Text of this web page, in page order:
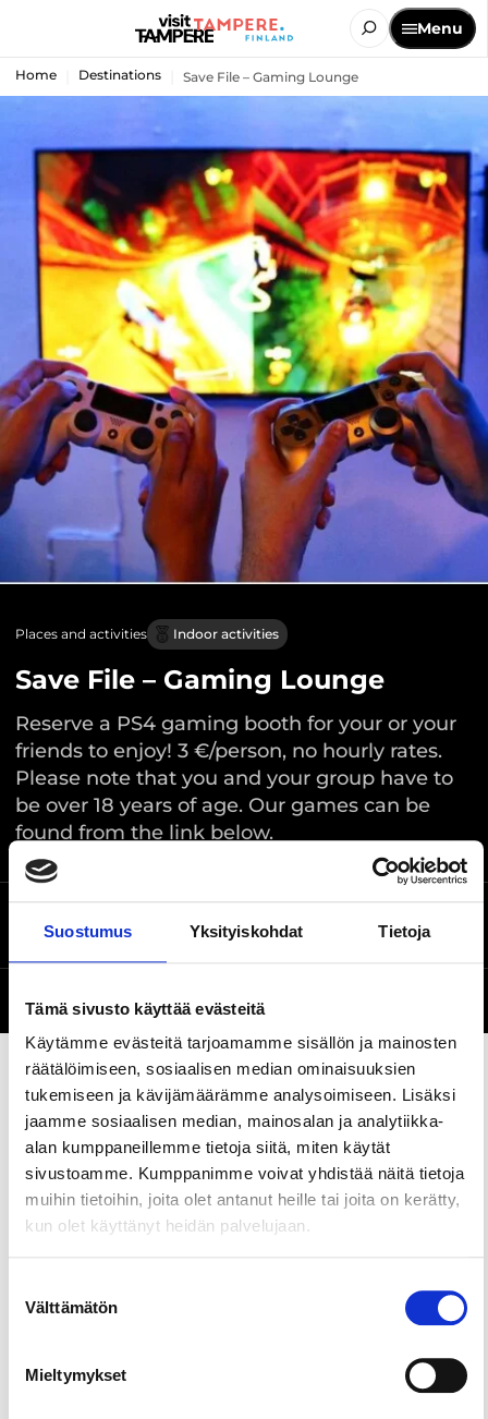
Suostumus Yksityiskohdat Tietoja
Tämä sivusto käyttää evästeitä
Käytämme evästeitä tarjoamamme sisällön ja mainosten
räätälöimiseen, sosiaalisen median ominaisuuksien
tukemiseen ja kävijämäärämme analysoimiseen. Lisäksi
jaamme sosiaalisen median, mainosalan ja analytiikka-
alan kumppaneillemme tietoja siitä, miten käytät
sivustoamme. Kumppanimme voivat yhdistää näitä tietoja
muihin tietoihin, joita olet antanut heille tai joita on kerätty,
kun olet käyttänyt heidän palvelujaan.
valinta
Välttämätön
Mieltymykset
Menu
Home Destinations Save File – Gaming Lounge
Places and activities Indoor activities
Save File – Gaming Lounge
Reserve a PS4 gaming booth for your or your
friends to enjoy! 3 €/person, no hourly rates.
Please note that you and your group have to
be over 18 years of age. Our games can be
found from the link below.
Location on the map
Tampere
Website
Share this page
Reserve a PS4 gaming booth for your or your
friends to enjoy!
and your group have to be over 18 years of age. Our
games can be found from the link below.